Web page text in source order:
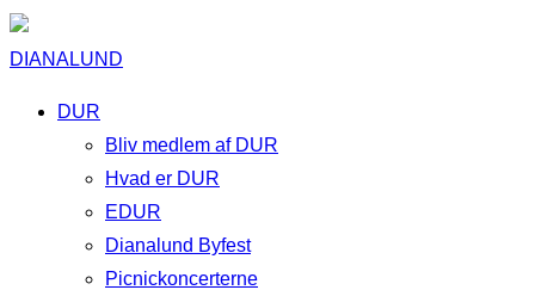
DIANALUND
DUR
Bliv medlem af DUR
Hvad er DUR
EDUR
Dianalund Byfest
Picnickoncerterne